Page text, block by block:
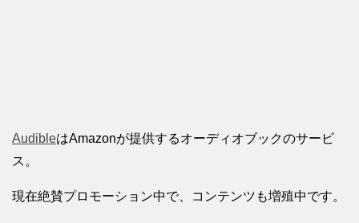
AudibleはAmazonが提供するオーディオブックのサービ
ス。
現在絶賛プロモーション中で、コンテンツも増殖中です。